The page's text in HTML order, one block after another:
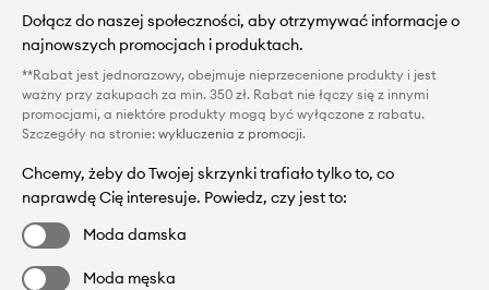
Dołącz do naszej społeczności, aby otrzymywać informacje o
najnowszych promocjach i produktach.
**Rabat jest jednorazowy, obejmuje nieprzecenione produkty i jest
ważny przy zakupach za min. 350 zł. Rabat nie łączy się z innymi
promocjami, a niektóre produkty mogą być wyłączone z rabatu.
Szczegóły na stronie: wykluczenia z promocji.
Chcemy, żeby do Twojej skrzynki trafiało tylko to, co
naprawdę Cię interesuje. Powiedz, czy jest to:
Moda damska
Moda męska